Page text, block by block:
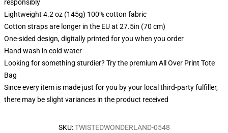
responsibly
Lightweight 4.2 oz (145g) 100% cotton fabric
Cotton straps are longer in the EU at 27.5in (70 cm)
One-sided design, digitally printed for you when you order
Hand wash in cold water
Looking for something sturdier? Try the premium All Over Print Tote
Bag
Since every item is made just for you by your local third-party fulfiller,
there may be slight variances in the product received
SKU:TWISTEDWONDERLAND-0548